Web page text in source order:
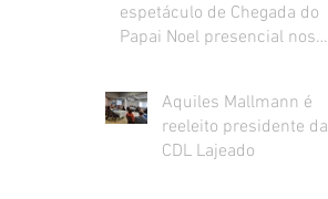
espetáculo de Chegada do
Papai Noel presencial nos
Aquiles Mallmann é
reeleito presidente da
CDL Lajeado